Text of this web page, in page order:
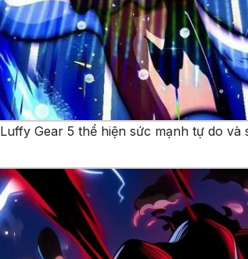
Luffy Gear 5 thể hiện sức mạnh tự do và